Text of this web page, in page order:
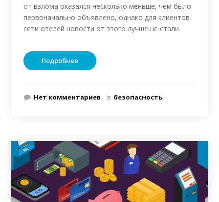
от взлома оказался несколько меньше, чем было
первоначально объявлено, однако для клиентов
сети отелей новости от этого лучше не стали.
Подробнее
Нет комментариев в безопасность